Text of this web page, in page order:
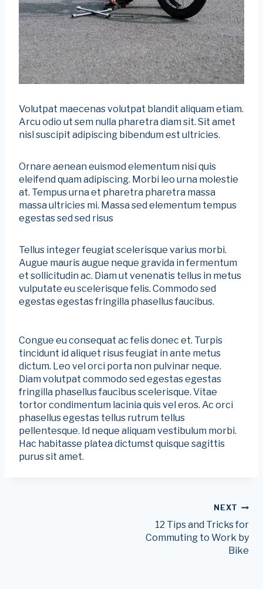
Volutpat maecenas volutpat blandit aliquam etiam.
Arcu odio ut sem nulla pharetra diam sit. Sit amet
nisl suscipit adipiscing bibendum est ultricies.
Ornare aenean euismod elementum nisi quis
eleifend quam adipiscing. Morbi leo urna molestie
at. Tempus urna et pharetra pharetra massa
massa ultricies mi. Massa sed elementum tempus
egestas sed sed risus
Tellus integer feugiat scelerisque varius morbi.
Augue mauris augue neque gravida in fermentum
et sollicitudin ac. Diam ut venenatis tellus in metus
vulputate eu scelerisque felis. Commodo sed
egestas egestas fringilla phasellus faucibus.
Congue eu consequat ac felis donec et. Turpis
tincidunt id aliquet risus feugiat in ante metus
dictum. Leo vel orci porta non pulvinar neque.
Diam volutpat commodo sed egestas egestas
fringilla phasellus faucibus scelerisque. Vitae
tortor condimentum lacinia quis vel eros. Ac orci
phasellus egestas tellus rutrum tellus
pellentesque. Id neque aliquam vestibulum morbi.
Hac habitasse platea dictumst quisque sagittis
purus sit amet.
NEXT
12 Tips and Tricks for
Commuting to Work by
Bike